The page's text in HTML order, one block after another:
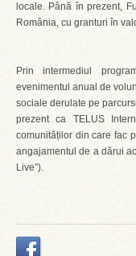
locale. Până în prezent,
România, cu granturi în
Prin intermediul
evenimentul anual de
sociale derulate pe
prezent ca TELUS
comunităților din care fac
angajamentul de a dărui
Live”).